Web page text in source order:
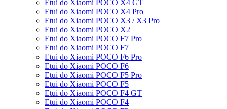
Etui do Xiaomi POCO X4 GT
Etui do Xiaomi POCO X4 Pro
Etui do Xiaomi POCO X3 / X3 Pro
Etui do Xiaomi POCO X2
Etui do Xiaomi POCO F7 Pro
Etui do Xiaomi POCO F7
Etui do Xiaomi POCO F6 Pro
Etui do Xiaomi POCO F6
Etui do Xiaomi POCO F5 Pro
Etui do Xiaomi POCO F5
Etui do Xiaomi POCO F4 GT
Etui do Xiaomi POCO F4